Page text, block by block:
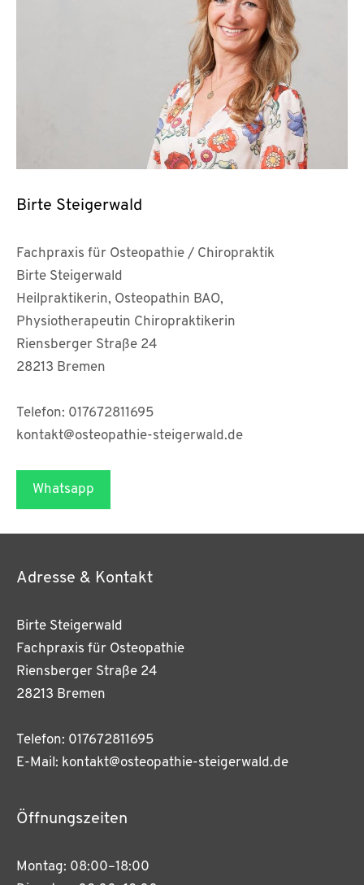
Birte Steigerwald
Fachpraxis für Osteopathie / Chiropraktik
Birte Steigerwald
Heilpraktikerin, Osteopathin BAO,
Physiotherapeutin Chiropraktikerin
Riensberger Straße 24
28213 Bremen
Telefon: 017672811695
kontakt@osteopathie-steigerwald.de
Whatsapp
Adresse & Kontakt
Birte Steigerwald
Fachpraxis für Osteopathie
Riensberger Straße 24
28213 Bremen
Telefon: 017672811695
E-Mail: kontakt@osteopathie-steigerwald.de
Öffnungszeiten
Montag: 08:00–18:00